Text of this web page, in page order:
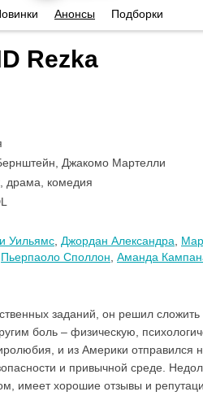
Анонсы Подборки
Rezka
Джакомо Мартелли
драма, комедия
Уильямс Джордан Александра
Пьерпаоло Споллон Аманда
заданий, он решил
боль – физическую,
и из Америки
и привычной среде.
имеет хорошие отзывы и